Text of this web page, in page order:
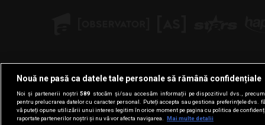
Nouă ne pasă ca datele tale personale să rămână confidențiale
Noi și partenerii noștri589 stocăm și/sau accesăm informații pe dispozitivul dvs.,
pentru prelucrarea datelor cu caracter personal. Puteți accepta sau gestiona preferințele dvs.
vă puteți opune utilizării unui interes legitim în orice moment pe pagina cu politica de
raportate partenerilor noștri și nu vă vor afecta navigarea.
Mai multe detalii